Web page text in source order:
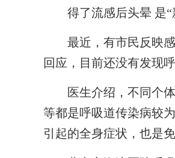
得了流感后头晕 是
最近，有市民反映感
回应，目前还没有发现
医生介绍，不同个体
等都是呼吸道传染病较
引起的全身症状，也是